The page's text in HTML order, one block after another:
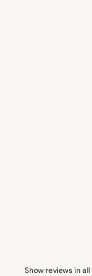
Show reviews in